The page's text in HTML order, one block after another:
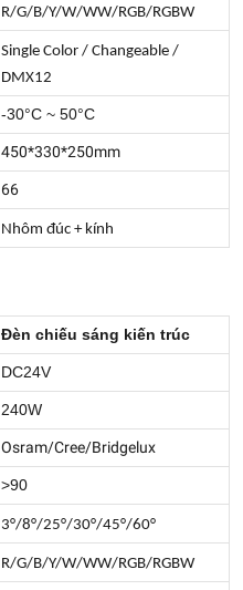
R/G/B/Y/W/WW/RGB/RGBW
Single Color / Changeable /
DMX12
-30°C ~ 50°C
450*330*250mm
66
Nhôm đúc + kính
Đèn chiếu sáng kiến trúc
DC24V
240W
Osram/Cree/Bridgelux
>90
3°/8°/25°/30°/45°/60°
R/G/B/Y/W/WW/RGB/RGBW